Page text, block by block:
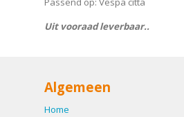
Uit vooraad leverbaar..
Algemeen
Home